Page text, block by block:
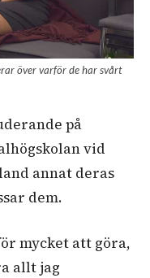
över varför de har svårt
på
vid
annat deras
dem.
mycket att göra,
allt jag